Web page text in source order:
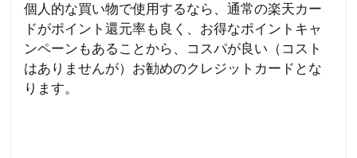
個人的な買い物で使用するなら、通常の楽天カー
ドがポイント還元率も良く、お得なポイントキャ
ンペーンもあることから、コスパが良い（コスト
はありませんが）お勧めのクレジットカードとな
ります。